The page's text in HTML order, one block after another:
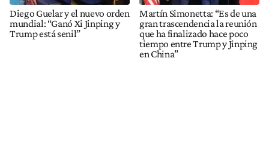
Diego Guelar y el nuevo orden
mundial: “Ganó Xi Jinping y
Trump está senil”
Martín Simonetta: “Es de una
gran trascendencia la reunión
que ha finalizado hace poco
tiempo entre Trump y Jinping
en China”